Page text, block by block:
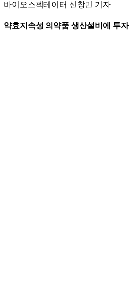
바이오스펙테이터 신창민 기자
약효지속성 의약품 생산설비에 투자